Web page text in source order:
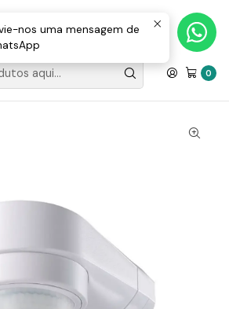
0
143 (chamada para a rede fixa nacional) «»
IR Move ST18B IP65 Branco
nos uma mensagem de